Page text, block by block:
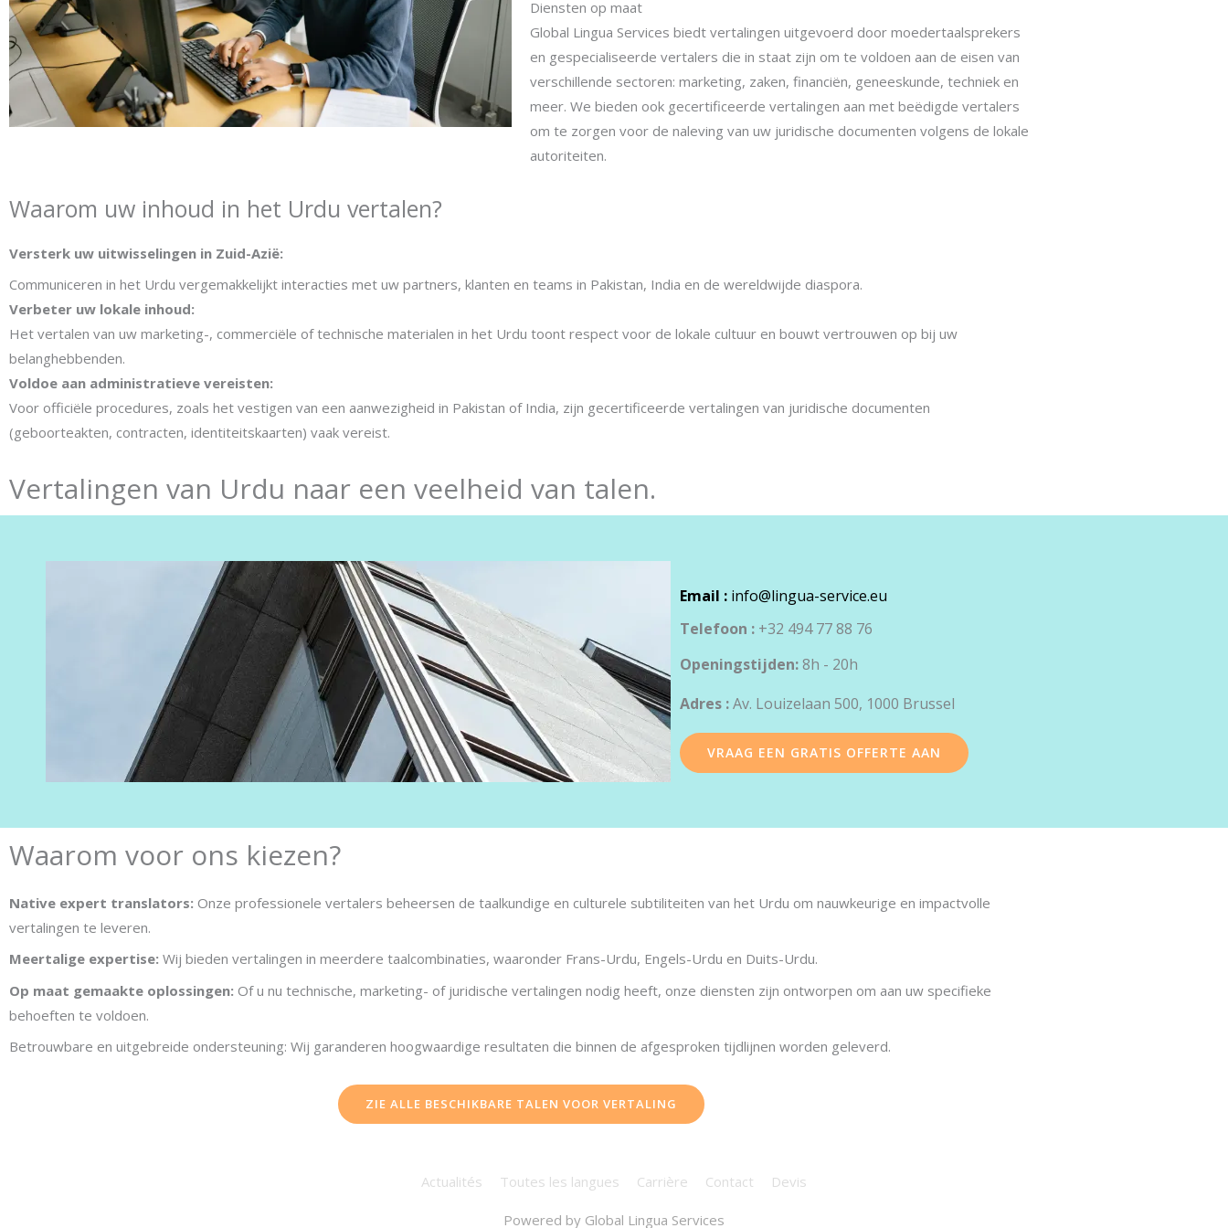
Diensten op maat
Global Lingua Services biedt vertalingen uitgevoerd door moedertaalsprekers
en gespecialiseerde vertalers die in staat zijn om te voldoen aan de eisen van
verschillende sectoren: marketing, zaken, financiën, geneeskunde, techniek en
meer. We bieden ook gecertificeerde vertalingen aan met beëdigde vertalers
om te zorgen voor de naleving van uw juridische documenten volgens de lokale
autoriteiten.
Waarom uw inhoud in het Urdu vertalen?
Versterk uw uitwisselingen in Zuid-Azië:
Communiceren in het Urdu vergemakkelijkt interacties met uw partners, klanten en teams in Pakistan, India en de wereldwijde diaspora.
Verbeter uw lokale inhoud:
Het vertalen van uw marketing-, commerciële of technische materialen in het Urdu toont respect voor de lokale cultuur en bouwt vertrouwen op bij uw
belanghebbenden.
Voldoe aan administratieve vereisten:
Voor officiële procedures, zoals het vestigen van een aanwezigheid in Pakistan of India, zijn gecertificeerde vertalingen van juridische documenten
(geboorteakten, contracten, identiteitskaarten) vaak vereist.
Vertalingen van Urdu naar een veelheid van talen.
Email : info@lingua-service.eu
Telefoon : +32 494 77 88 76
Openingstijden:8h - 20h
Adres :Av. Louizelaan 500, 1000 Brussel
VRAAG EEN GRATIS OFFERTE AAN
Waarom voor ons kiezen?
Native expert translators: Onze professionele vertalers beheersen de taalkundige en culturele subtiliteiten van het Urdu om nauwkeurige en impactvolle
vertalingen te leveren.
Meertalige expertise: Wij bieden vertalingen in meerdere taalcombinaties, waaronder Frans-Urdu, Engels-Urdu en Duits-Urdu.
Op maat gemaakte oplossingen: Of u nu technische, marketing- of juridische vertalingen nodig heeft, onze diensten zijn ontworpen om aan uw specifieke
behoeften te voldoen.
Betrouwbare en uitgebreide ondersteuning: Wij garanderen hoogwaardige resultaten die binnen de afgesproken tijdlijnen worden geleverd.
ZIE ALLE BESCHIKBARE TALEN VOOR VERTALING
Actualités Toutes les langues Carrière Contact Devis
Powered by Global Lingua Services